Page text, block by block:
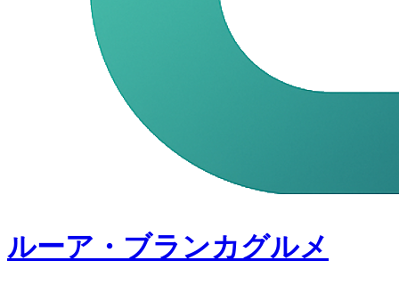
ルーア・ブランカグルメ